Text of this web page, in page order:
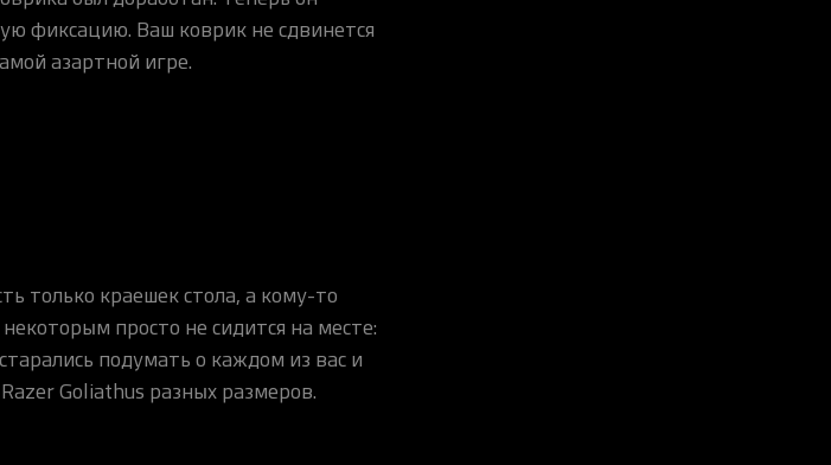
фиксацию. Ваш коврик не сдвинется
азартной игре.
только краешек стола, а кому-то
просто не сидится на месте:
подумать о каждом из вас и
Goliathus разных размеров.